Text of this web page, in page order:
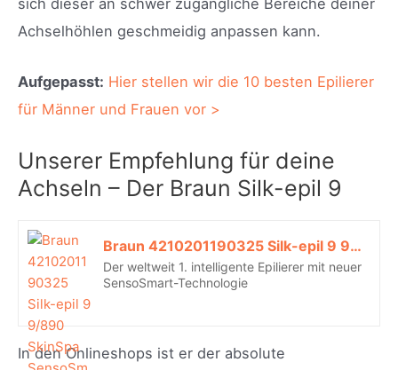
sich dieser an schwer zugängliche Bereiche deiner
Achselhöhlen geschmeidig anpassen kann.
Aufgepasst: Hier stellen wir die 10 besten Epilierer
für Männer und Frauen vor >
Unserer Empfehlung für deine
Achseln – Der Braun Silk-epil 9
Braun 4210201190325 Silk-epil 9 9/890 SkinSpa SensoSmart Epilierer mit 7 Extras, rosegold*
Der weltweit 1. intelligente Epilierer mit neuer
SensoSmart-Technologie
In den Onlineshops ist er der absolute